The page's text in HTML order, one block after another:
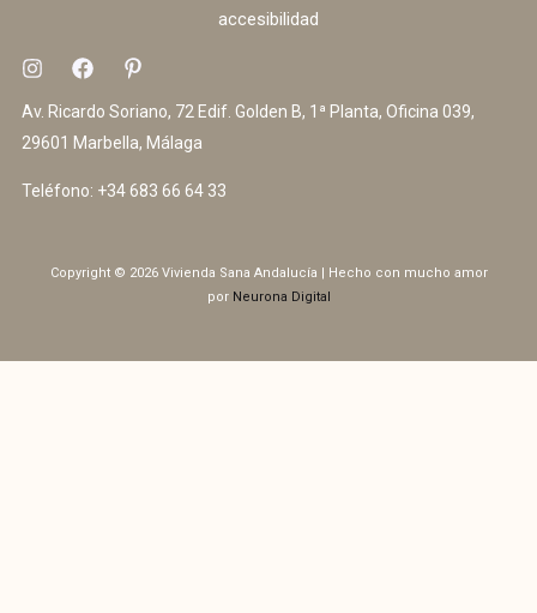
accesibilidad
Av. Ricardo Soriano, 72 Edif. Golden B, 1ª Planta, Oficina 039,
29601 Marbella, Málaga
Teléfono: +34 683 66 64 33
Copyright © 2026 Vivienda Sana Andalucía | Hecho con mucho amor
por Neurona Digital